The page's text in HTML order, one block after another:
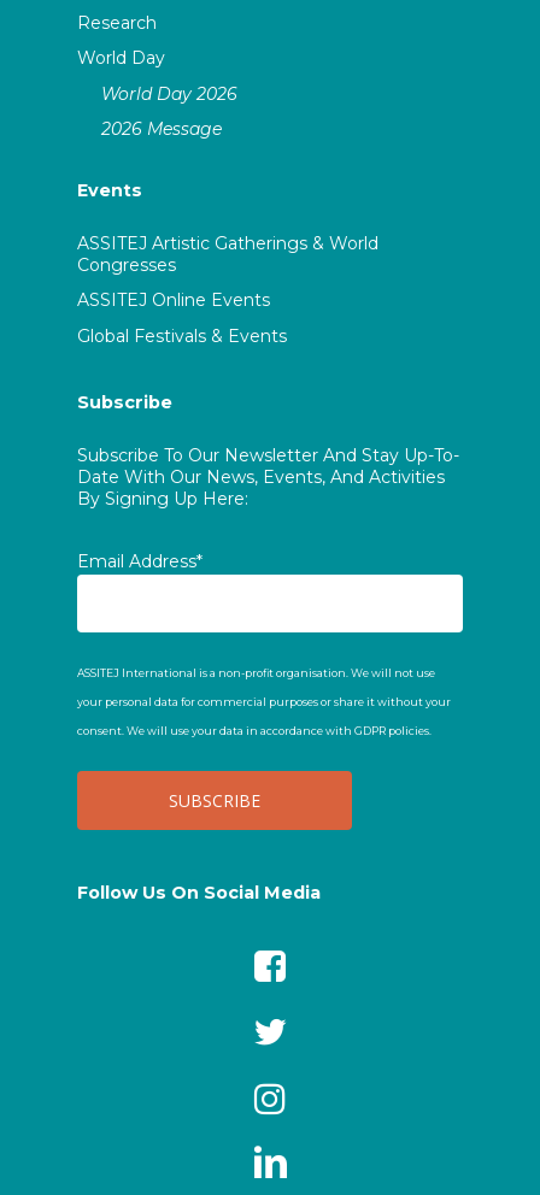
Research
World Day
World Day 2026
2026 Message
Events
ASSITEJ Artistic Gatherings & World
Congresses
ASSITEJ Online Events
Global Festivals & Events
Subscribe
Subscribe To Our Newsletter And Stay Up-To-
Date With Our News, Events, And Activities
By Signing Up Here:
Email Address*
ASSITEJ International is a non-profit organisation. We will not use
your personal data for commercial purposes or share it without your
consent. We will use your data in accordance with GDPR policies.
Follow Us On Social Media